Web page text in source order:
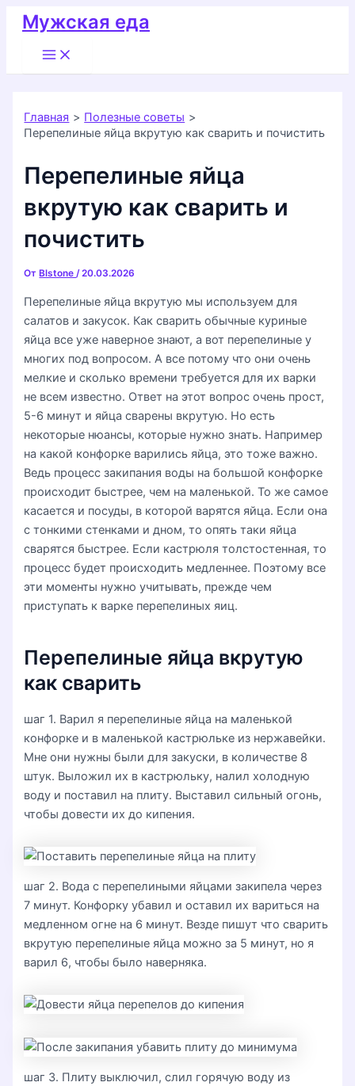
Перейти
содержимому
Мужская еда
Main
Menu
Главная
Полезные советы
Перепелиные яйца вкрутую как сварить и почистить
Перепелиные яйца
вкрутую как сварить и
почистить
От Blstone/20.03.2026
Перепелиные яйца вкрутую мы используем для
салатов и закусок. Как сварить обычные куриные
яйца все уже наверное знают, а вот перепелиные у
многих под вопросом. А все потому что они очень
мелкие и сколько времени требуется для их варки
не всем известно. Ответ на этот вопрос очень прост,
5-6 минут и яйца сварены вкрутую. Но есть
некоторые нюансы, которые нужно знать. Например
на какой конфорке варились яйца, это тоже важно.
Ведь процесс закипания воды на большой конфорке
происходит быстрее, чем на маленькой. То же самое
касается и посуды, в которой варятся яйца. Если она
с тонкими стенками и дном, то опять таки яйца
сварятся быстрее. Если кастрюля толстостенная, то
процесс будет происходить медленнее. Поэтому все
эти моменты нужно учитывать, прежде чем
приступать к варке перепелиных яиц.
Перепелиные яйца вкрутую
как сварить
шаг 1. Варил я перепелиные яйца на маленькой
конфорке и в маленькой кастрюльке из нержавейки.
Мне они нужны были для закуски, в количестве 8
штук. Выложил их в кастрюльку, налил холодную
воду и поставил на плиту. Выставил сильный огонь,
чтобы довести их до кипения.
шаг 2. Вода с перепелиными яйцами закипела через
7 минут. Конфорку убавил и оставил их вариться на
медленном огне на 6 минут. Везде пишут что сварить
вкрутую перепелиные яйца можно за 5 минут, но я
варил 6, чтобы было наверняка.
шаг 3. Плиту выключил, слил горячую воду из